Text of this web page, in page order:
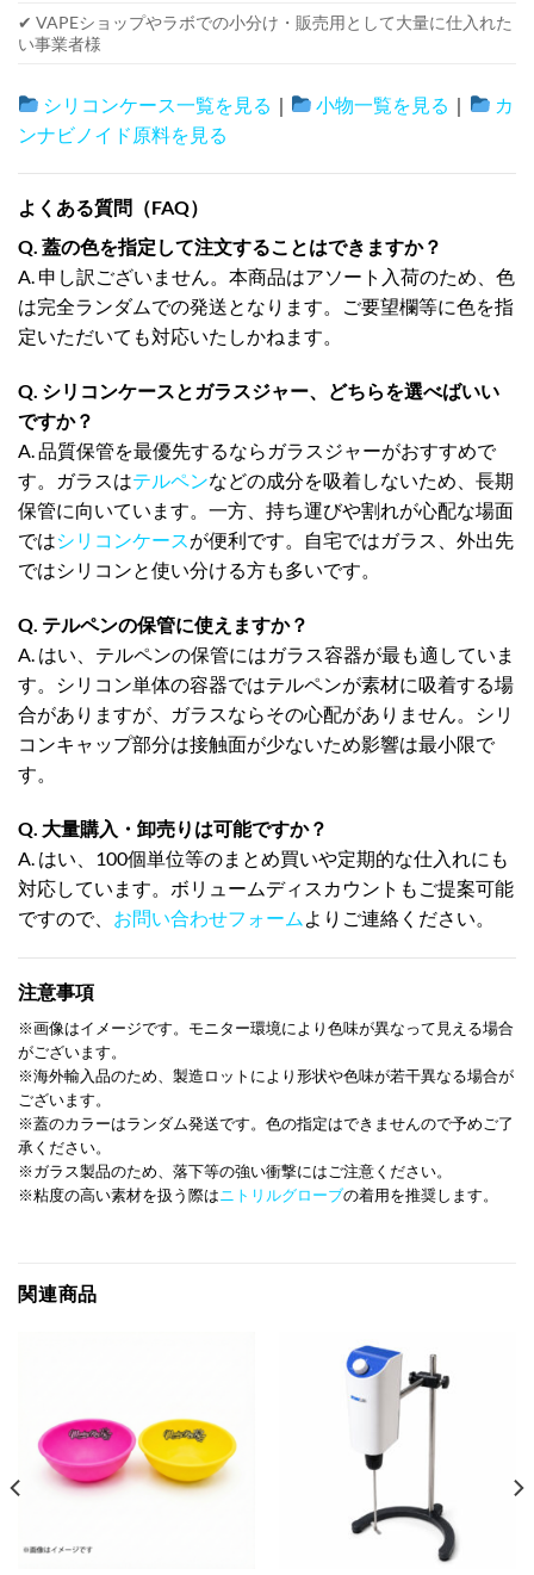
✔ VAPEショップやラボでの小分け・販売用として大量に仕入れた
い事業者様
シリコンケース一覧を見る ｜ 小物一覧を見る ｜
カ
ンナビノイド原料を見る
よくある質問（FAQ）
Q. 蓋の色を指定して注文することはできますか？
A. 申し訳ございません。本商品はアソート入荷のため、色
は完全ランダムでの発送となります。ご要望欄等に色を指
定いただいても対応いたしかねます。
Q. シリコンケースとガラスジャー、どちらを選べばいい
ですか？
A. 品質保管を最優先するならガラスジャーがおすすめで
す。ガラスはテルペンなどの成分を吸着しないため、長期
保管に向いています。一方、持ち運びや割れが心配な場面
ではシリコンケースが便利です。自宅ではガラス、外出先
ではシリコンと使い分ける方も多いです。
Q. テルペンの保管に使えますか？
A. はい、テルペンの保管にはガラス容器が最も適していま
す。シリコン単体の容器ではテルペンが素材に吸着する場
合がありますが、ガラスならその心配がありません。シリ
コンキャップ部分は接触面が少ないため影響は最小限で
す。
Q. 大量購入・卸売りは可能ですか？
A. はい、100個単位等のまとめ買いや定期的な仕入れにも
対応しています。ボリュームディスカウントもご提案可能
ですので、 お問い合わせフォーム よりご連絡ください。
注意事項
※画像はイメージです。モニター環境により色味が異なって見える場合
がございます。
※海外輸入品のため、製造ロットにより形状や色味が若干異なる場合が
ございます。
※蓋のカラーはランダム発送です。色の指定はできませんので予めご了
承ください。
※ガラス製品のため、落下等の強い衝撃にはご注意ください。
※粘度の高い素材を扱う際はニトリルグローブの着用を推奨します。
関連商品